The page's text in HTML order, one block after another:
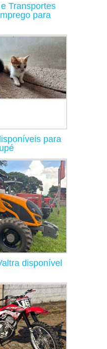
Transportes
para
para
disponível